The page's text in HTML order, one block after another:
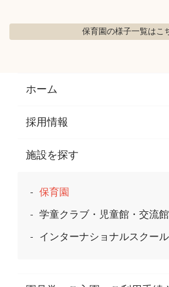
保育園の様子一覧はこ
ホーム
採用情報
施設を探す
保育園
学童クラブ・児童館・交流館
インターナショナルスクール